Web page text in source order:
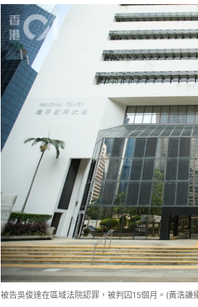
被告吳俊達在區域法院認罪，被判囚15個月。(黃浩謙